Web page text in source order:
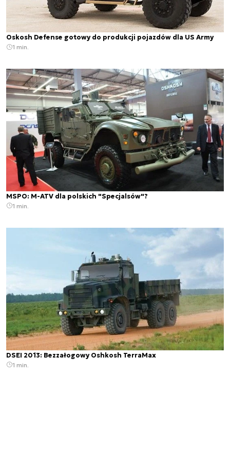
Oskosh Defense gotowy do produkcji pojazdów dla US Army
1 min.
MSPO: M-ATV dla polskich "Specjalsów"?
1 min.
DSEI 2013: Bezzałogowy Oshkosh TerraMax
1 min.